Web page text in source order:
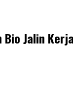
Bio Jalin